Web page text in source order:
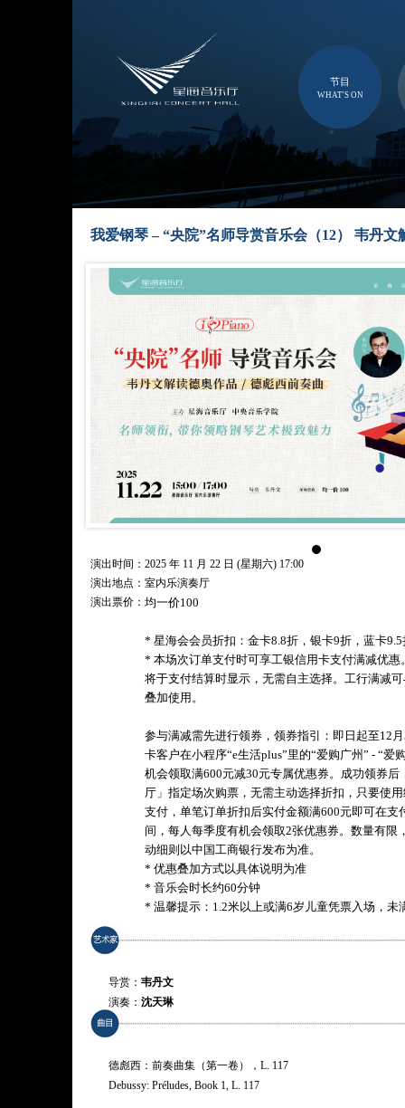
节目
WHAT'S ON
我爱钢琴 – “央院”名师导赏音乐会（12） 韦丹文
演出时间：2025 年 11 月 22 日 (星期六) 17:00
演出地点：室内乐演奏厅
演出票价： 均一价100
* 星海会会员折扣：金卡8.8折，银卡9折，蓝卡9.5
* 本场次订单支付时可享工银信用卡支付满减优
将于支付结算时显示，无需自主选择。工行满减
叠加使用。
参与满减需先进行领券，领券指引：即日起至12
卡客户在小程序“e生活plus”里的“爱购广州” - “爱
机会领取满600元减30元专属优惠券。成功领券
厅」指定场次购票，无需主动选择折扣，只要使
支付，单笔订单折扣后实付金额满600元即可在支
间，每人每季度有机会领取2张优惠券。数量有限
动细则以中国工商银行发布为准。
* 优惠叠加方式以具体说明为准
* 音乐会时长约60分钟
* 温馨提示：1.2米以上或满6岁儿童凭票入场，未
导赏： 韦丹文
演奏： 沈天琳
德彪西：前奏曲集（第一卷），L. 117
Debussy: Préludes, Book 1, L. 117